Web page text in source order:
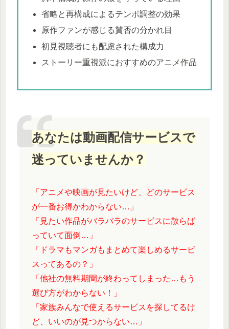
省略と再構成によるテンポ調整の効果
原作ファンが感じる賛否の分かれ目
初見視聴者にも配慮された構成力
ストーリー重視派におすすめのアニメ作品
あなたは動画配信サービスで
迷っていませんか？
「アニメや映画が見たいけど、どのサービス
が一番お得かわからない…」
「見たい作品がバラバラのサービスに散らば
っていて面倒…」
「ドラマもマンガもまとめて楽しめるサービ
スってあるの？」
「他社の無料期間が終わってしまった…もう
選び方がわからない！」
「家族みんなで使えるサービスを探してるけ
ど、いいのが見つからない…」